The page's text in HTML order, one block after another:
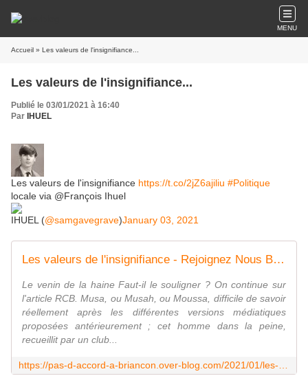
MENU
Accueil » Les valeurs de l'insignifiance...
Les valeurs de l'insignifiance...
Publié le 03/01/2021 à 16:40
Par IHUEL
Les valeurs de l'insignifiance https://t.co/2jZ6ajiliu #Politique
locale via @François Ihuel
IHUEL (@samgavegrave)January 03, 2021
Les valeurs de l'insignifiance - Rejoignez Nous Briançon
Le venin de la haine Faut-il le souligner ? On continue sur
l'article RCB. Musa, ou Musah, ou Moussa, difficile de savoir
réellement après les différentes versions médiatiques
proposées antérieurement ; cet homme dans la peine,
recueillit par un club...